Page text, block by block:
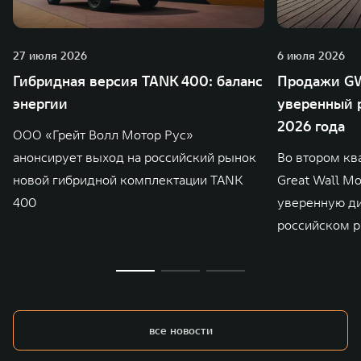
27 июля 2026
Гибридная версия TANK 400: баланс
энергии
ООО «Грейт Волл Мотор Рус»
анонсирует выход на российский рынок
новой гибридной комплектации TANK
400
6 июля 2026
Продажи
уверенный
2026 года
Во втором
Great Wall
уверенную
российском
все новости